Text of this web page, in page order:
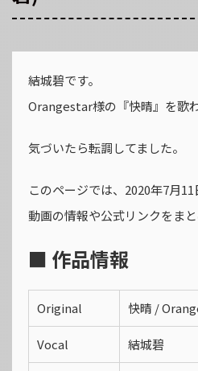
結城碧です。
Orangestar様の『快晴』を歌
気づいたら転調してました。
このページでは、2020年7月
動画の情報や公式リンクをまと
■ 作品情報
Original 快晴 /
Vocal 結城碧